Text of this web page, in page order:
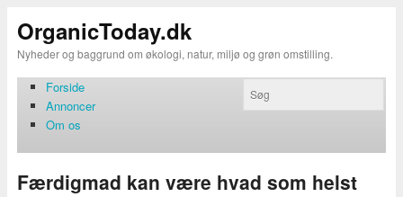
OrganicToday.dk
Nyheder og baggrund om økologi, natur, miljø og grøn omstilling.
Forside
Annoncer
Om os
Færdigmad kan være hvad som helst